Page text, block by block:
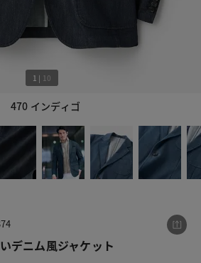
470 インディゴ
1 | 10
1 10
デニム風ジャケット
あせにくいデニム風ジャケット
税込¥10,450